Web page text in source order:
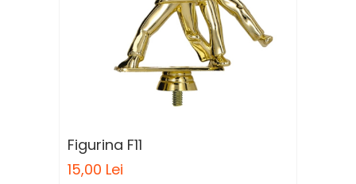
Figurina F11
15,00 Lei